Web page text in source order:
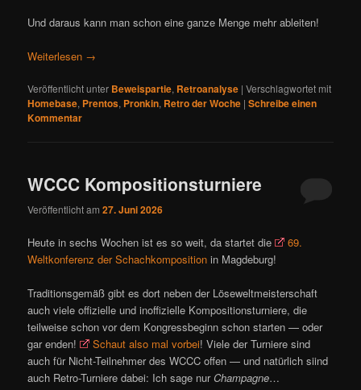
Und daraus kann man schon eine ganze Menge mehr ableiten!
Weiterlesen →
Veröffentlicht unter Beweispartie, Retroanalyse |Verschlagwortet mit
Homebase, Prentos, Pronkin, Retro der Woche |Schreibe einen
Kommentar
WCCC Kompositionsturniere
Veröffentlicht am27. Juni 2026
Heute in sechs Wochen ist es so weit, da startet die
69.
Weltkonferenz der Schachkomposition in Magdeburg!
Traditionsgemäß gibt es dort neben der Löseweltmeisterschaft
auch viele offizielle und inoffizielle Kompositionsturniere, die
teilweise schon vor dem Kongressbeginn schon starten — oder
gar enden!
Schaut also mal vorbei! Viele der Turniere sind
auch für Nicht-Teilnehmer des WCCC offen — und natürlich siind
auch Retro-Turniere dabei: Ich sage nurChampagne…